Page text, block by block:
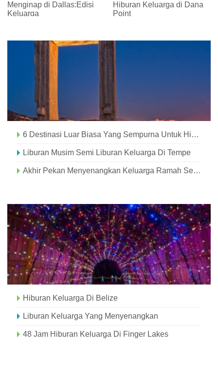
Menginap di Dallas:Edisi
Keluarga
Hiburan Keluarga di Dana
Point
6 Destinasi Luar Biasa Yang Sempurna Untuk Hiburan Keluarga
Liburan Musim Semi Liburan Keluarga Di Tempe
Akhir Pekan Menyenangkan Keluarga Ramah Sensorik Dijadwalkan Pada 15-17 November, 2019
Hiburan Keluarga Di Belize
Liburan Keluarga Yang Menyenangkan
48 Jam Hiburan Keluarga Di Finger Lakes